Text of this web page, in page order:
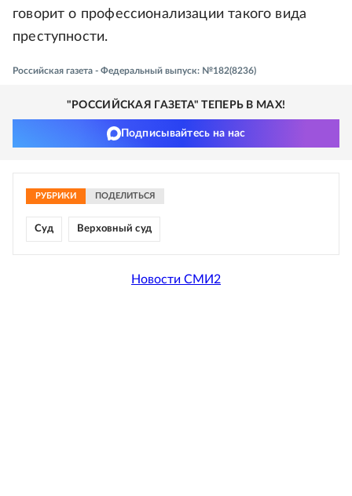
говорит о профессионализации такого вида
преступности.
Российская газета - Федеральный выпуск: №182(8236)
"РОССИЙСКАЯ ГАЗЕТА" ТЕПЕРЬ В MAX!
Подписывайтесь на нас
РУБРИКИ ПОДЕЛИТЬСЯ
Суд Верховный суд
Новости СМИ2